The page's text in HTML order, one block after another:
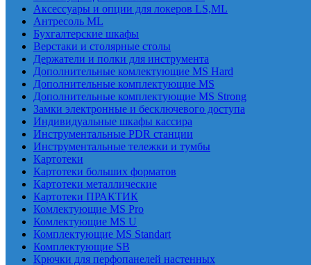
Аксессуары и опции для локеров LS,ML
Антресоль ML
Бухгалтерские шкафы
Верстаки и столярные столы
Держатели и полки для инструмента
Дополнительные комлектующие MS Hard
Дополнительные комплектующие MS
Дополнительные комплектующие MS Strong
Замки электронные и бесключевого доступа
Индивидуальные шкафы кассира
Инструментальные PDR станции
Инструментальные тележки и тумбы
Картотеки
Картотеки больших форматов
Картотеки металлические
Картотеки ПРАКТИК
Комлектующие MS Pro
Комлектующие MS U
Комплектующие MS Standart
Комплектующие SB
Крючки для перфопанелей настенных